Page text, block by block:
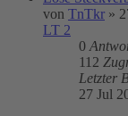
von TnTkr »
LT 2
0
112
Letzter
27 Jul